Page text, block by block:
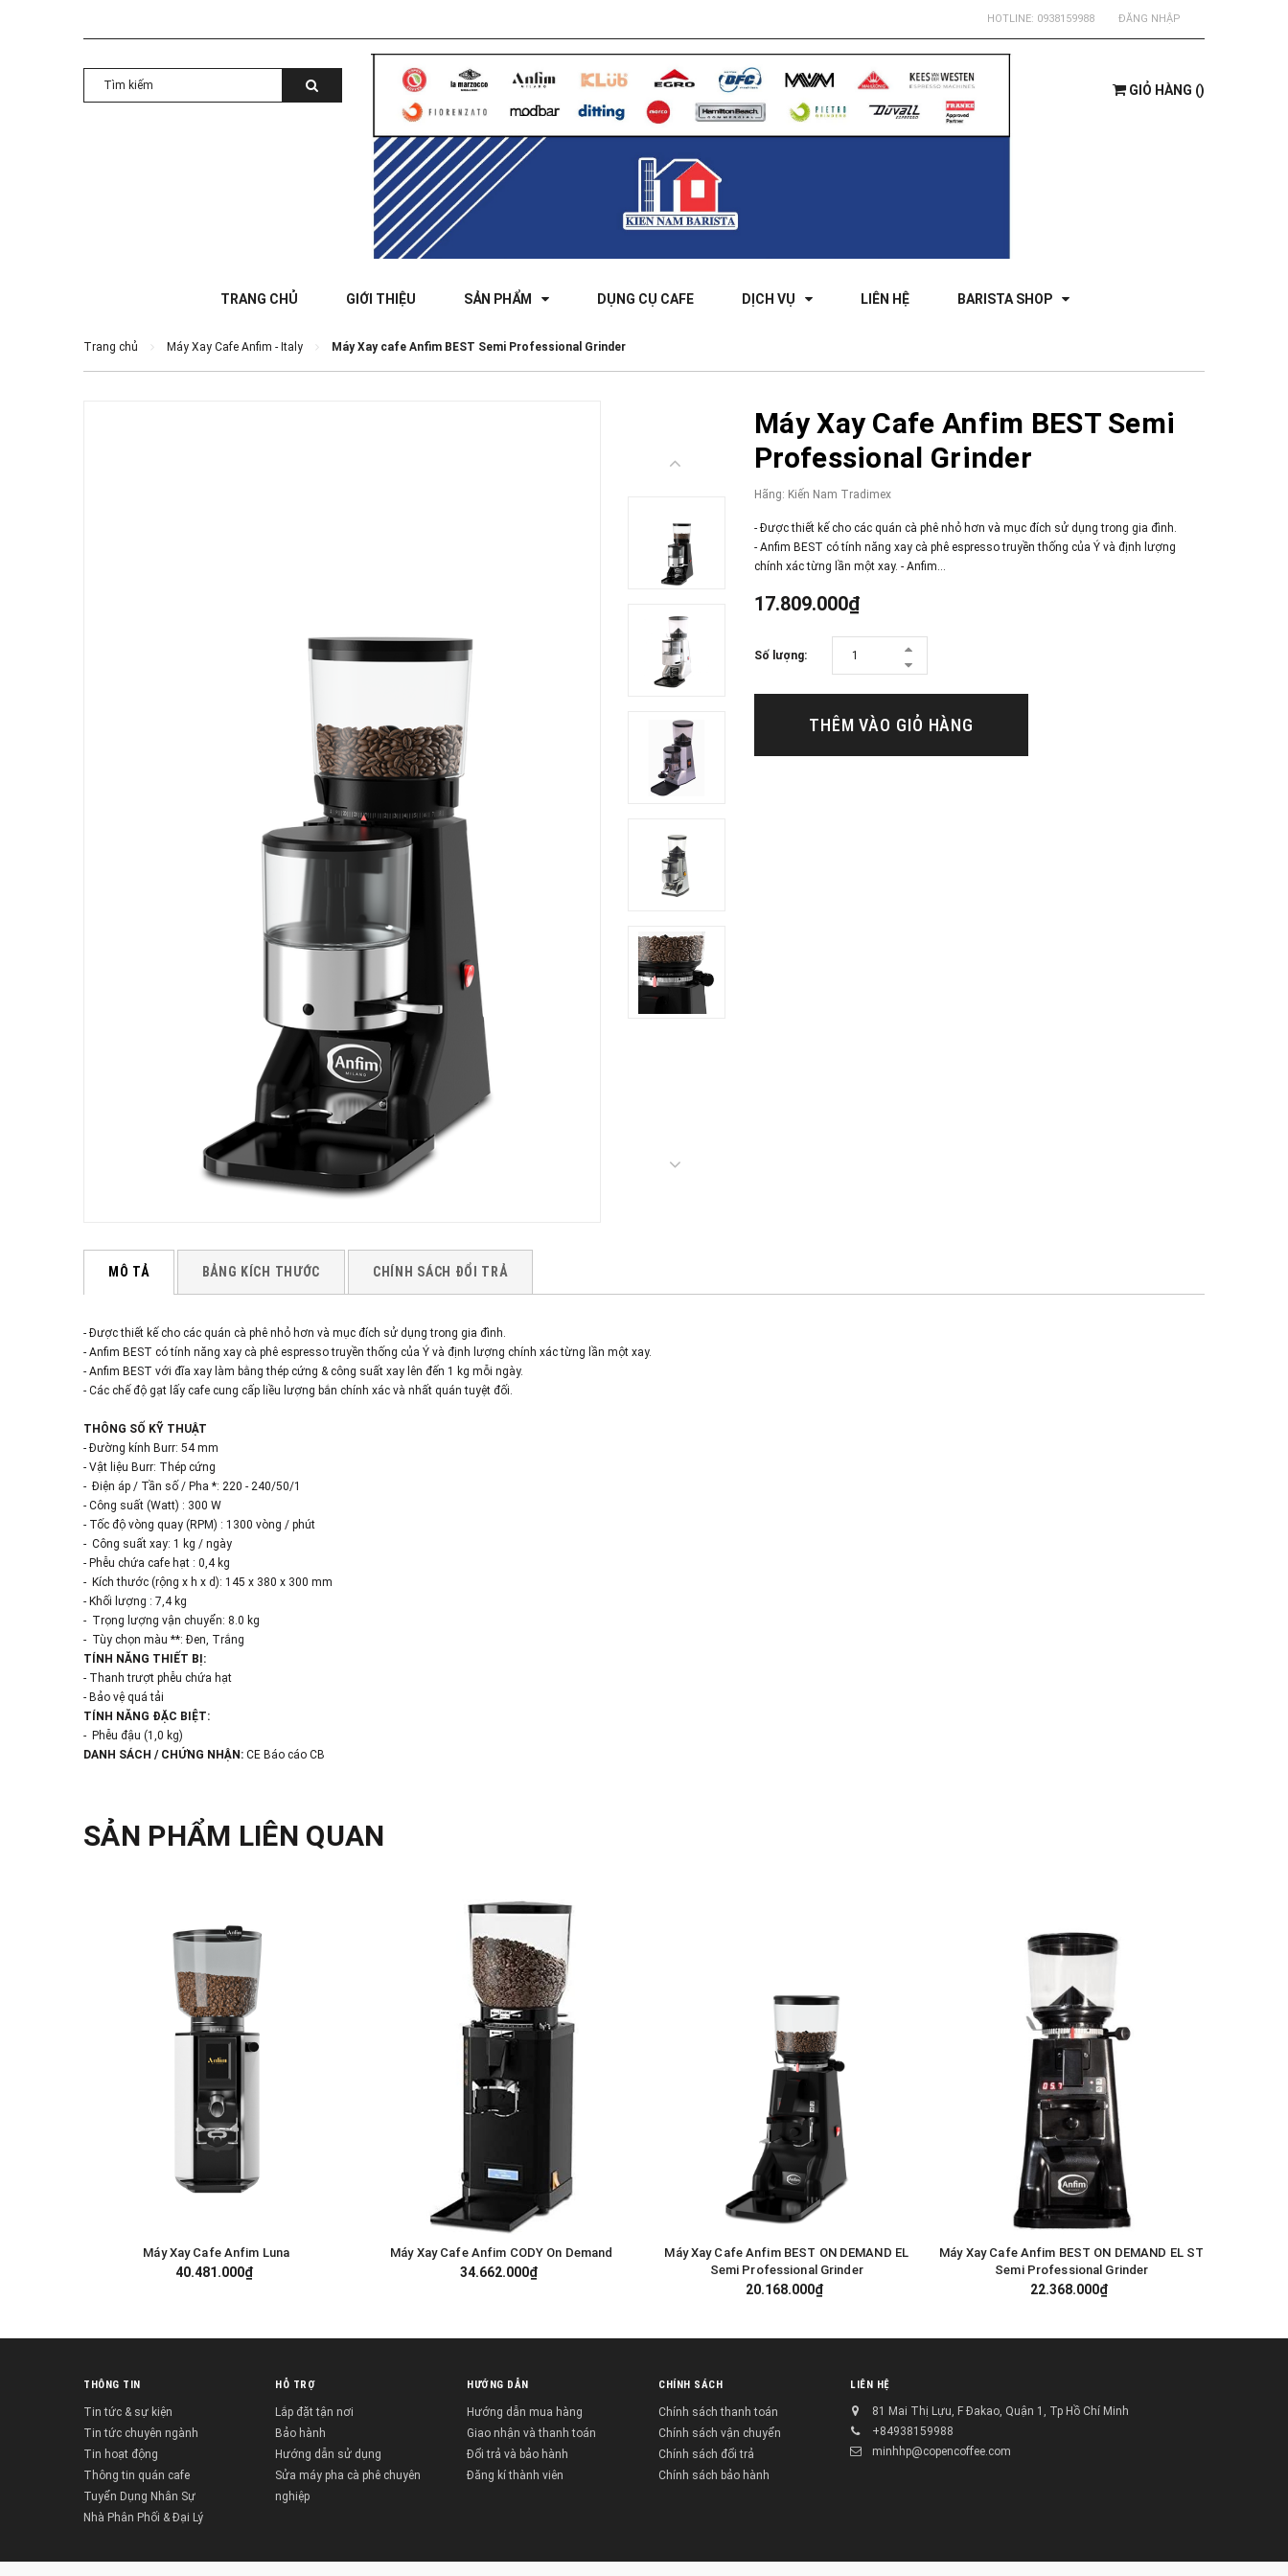
HOTLINE: 0938159988 ĐĂNG NHẬP
GIỎ HÀNG ()
TRANG CHỦ GIỚI THIỆU SẢN PHẨM DỤNG CỤ CAFE DỊCH VỤ LIÊN HỆ BARISTA SHOP
Trang chủ Máy Xay Cafe Anfim - Italy Máy Xay cafe Anfim BEST Semi Professional Grinder
Máy Xay Cafe Anfim BEST Semi
Professional Grinder
Hãng: Kiến Nam Tradimex
- Được thiết kế cho các quán cà phê nhỏ hơn và mục đích sử dụng trong gia đình.
- Anfim BEST có tính năng xay cà phê espresso truyền thống của Ý và định lượng
chính xác từng lần một xay. - Anfim...
17.809.000₫
Số lượng:
THÊM VÀO GIỎ HÀNG
MÔ TẢ BẢNG KÍCH THƯỚC CHÍNH SÁCH ĐỔI TRẢ
- Được thiết kế cho các quán cà phê nhỏ hơn và mục đích sử dụng trong gia đình.
- Anfim BEST có tính năng xay cà phê espresso truyền thống của Ý và định lượng chính xác từng lần một xay.
- Anfim BEST với đĩa xay làm bằng thép cứng & công suất xay lên đến 1 kg mỗi ngày.
- Các chế độ gạt lấy cafe cung cấp liều lượng bắn chính xác và nhất quán tuyệt đối.
THÔNG SỐ KỸ THUẬT
- Đường kính Burr: 54 mm
- Vật liệu Burr: Thép cứng
- Điện áp / Tần số / Pha *: 220 - 240/50/1
- Công suất (Watt) : 300 W
- Tốc độ vòng quay (RPM) : 1300 vòng / phút
- Công suất xay: 1 kg / ngày
- Phễu chứa cafe hạt : 0,4 kg
- Kích thước (rộng x h x d): 145 x 380 x 300 mm
- Khối lượng : 7,4 kg
- Trọng lượng vận chuyển: 8.0 kg
- Tùy chọn màu **: Đen, Trắng
TÍNH NĂNG THIẾT BỊ:
- Thanh trượt phễu chứa hạt
- Bảo vệ quá tải
TÍNH NĂNG ĐẶC BIỆT:
- Phễu đậu (1,0 kg)
DANH SÁCH / CHỨNG NHẬN: CE Báo cáo CB
SẢN PHẨM LIÊN QUAN
GIỎ HÀNG
Máy Xay Cafe Anfim Luna
40.481.000₫
GIỎ HÀNG
Máy Xay Cafe Anfim CODY On Demand
34.662.000₫
GIỎ HÀNG
Máy Xay Cafe Anfim BEST ON DEMAND EL
Semi Professional Grinder
20.168.000₫
GIỎ HÀNG
Máy Xay Cafe Anfim BEST ON DEMAND EL ST
Semi Professional Grinder
22.368.000₫
THÔNG TIN
Tin tức & sự kiện
Tin tức chuyên ngành
Tin hoạt động
Thông tin quán cafe
Tuyển Dụng Nhân Sự
Nhà Phân Phối & Đại Lý
HỖ TRỢ
Lắp đặt tận nơi
Bảo hành
Hướng dẫn sử dụng
Sửa máy pha cà phê chuyên
nghiệp
HƯỚNG DẪN
Hướng dẫn mua hàng
Giao nhận và thanh toán
Đổi trả và bảo hành
Đăng kí thành viên
CHÍNH SÁCH
Chính sách thanh toán
Chính sách vận chuyển
Chính sách đổi trả
Chính sách bảo hành
LIÊN HỆ
81 Mai Thị Lựu, F Đakao, Quận 1, Tp Hồ Chí Minh
+84938159988
minhhp@copencoffee.com